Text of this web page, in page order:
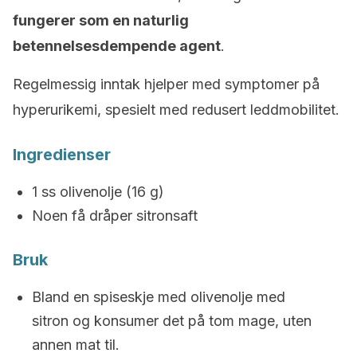
fungerer som en naturlig
betennelsesdempende agent.
Regelmessig inntak hjelper med symptomer på
hyperurikemi, spesielt med redusert leddmobilitet.
Ingredienser
1 ss olivenolje (16 g)
Noen få dråper sitronsaft
Bruk
Bland en spiseskje med olivenolje med
sitron og konsumer det på tom mage, uten
annen mat til.